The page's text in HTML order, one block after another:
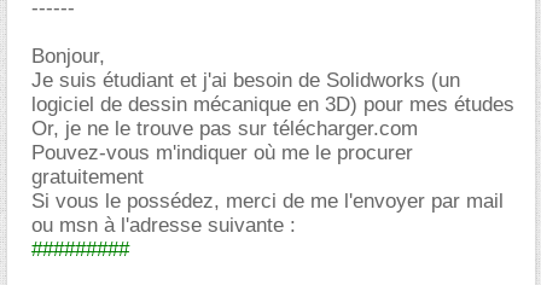
------
Bonjour,
Je suis étudiant et j'ai besoin de Solidworks (un
logiciel de dessin mécanique en 3D) pour mes études
Or, je ne le trouve pas sur télécharger.com
Pouvez-vous m'indiquer où me le procurer
gratuitement
Si vous le possédez, merci de me l'envoyer par mail
ou msn à l'adresse suivante :
#########